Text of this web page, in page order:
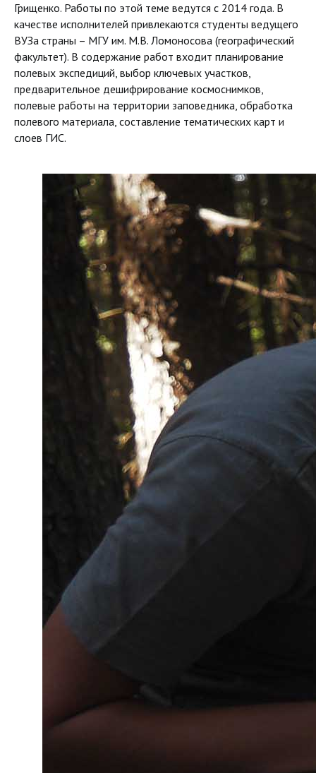
Грищенко. Работы по этой теме ведутся с 2014 года. В
качестве исполнителей привлекаются студенты ведущего
ВУЗа страны – МГУ им. М.В. Ломоносова (географический
факультет). В содержание работ входит планирование
полевых экспедиций, выбор ключевых участков,
предварительное дешифрирование космоснимков,
полевые работы на территории заповедника, обработка
полевого материала, составление тематических карт и
слоев ГИС.